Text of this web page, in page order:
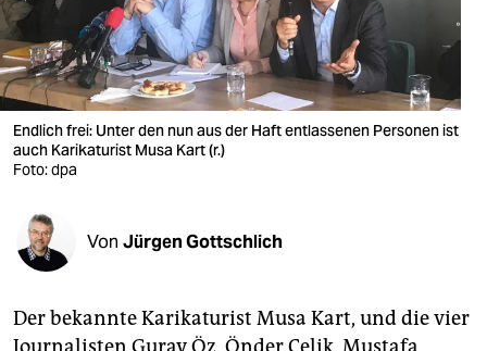
wahrheit
verlag
verlag
veranstaltungen
shop
fragen & hilfe
abo
Endlich frei: Unter den nun aus der Haft entlassenen Personen ist
auch Karikaturist Musa Kart (r.)
Foto: dpa
Von Jürgen Gottschlich
Der bekannte Karikaturist Musa Kart, und die vier